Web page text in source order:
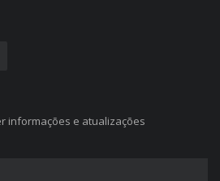
informações e atualizações